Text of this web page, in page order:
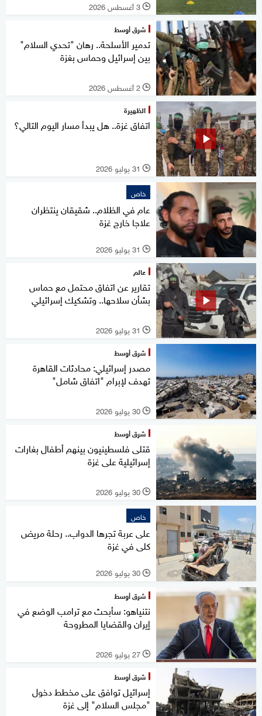
l 3 أغسطس 2026
شرق أوسط
تدمير الأسلحة.. رهان "تحدي السلام"
بين إسرائيل وحماس بغزة
l 2 أغسطس 2026
الظهيرة
اتفاق غزة.. هل يبدأ مسار اليوم التالي؟
l 31 يوليو 2026
خاص
عام في الظلام.. شقيقان ينتظران
علاجا خارج غزة
l 31 يوليو 2026
عالم
تقارير عن اتفاق محتمل مع حماس
بشأن سلاحها.. وتشكيك إسرائيلي
l 31 يوليو 2026
شرق أوسط
مصدر إسرائيلي: محادثات القاهرة
تهدف لإبرام "اتفاق شامل"
l 30 يوليو 2026
شرق أوسط
قتلى فلسطينيون بينهم أطفال بغارات
إسرائيلية على غزة
l 30 يوليو 2026
خاص
على عربة تجرها الدواب.. رحلة مريض
كلى في غزة
l 30 يوليو 2026
شرق أوسط
نتنياهو: سأبحث مع ترامب الوضع في
إيران والقضايا المطروحة
l 27 يوليو 2026
شرق أوسط
إسرائيل توافق على مخطط دخول
"مجلس السلام" إلى غزة